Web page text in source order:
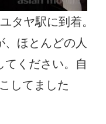
タヤ駅に到着。
、ほとんどの人
てください。自
してました